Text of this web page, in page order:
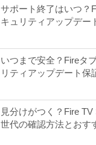
サポート終了はいつ？
キュリティアップデー
いつまで安全？Fireタ
リティアップデート保
見分けがつく？Fire
世代の確認方法とおす